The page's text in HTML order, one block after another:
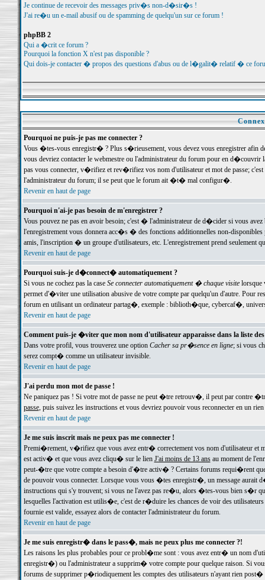
Je continue de recevoir des messages priv�s non-d�sir�s !
J'ai re�u un e-mail abusif ou de spamming de quelqu'un sur ce forum !
phpBB 2
Qui a �crit ce forum ?
Pourquoi la fonction X n'est pas disponible ?
Qui dois-je contacter � propos des questions d'abus ou de l�galit� relatif � ce
Pourquoi ne puis-je pas me connecter ?
Vous �tes-vous enregistr� ? Plus s�rieusement, vous devez vous enregistrer
vous devriez contacter le webmestre ou l'administrateur du forum pour en
pas vous connecter, v�rifiez et rev�rifiez vos nom d'utilisateur et mot de passe;
l'administrateur du forum; il se peut que le forum ait �t� mal configur�.
Revenir en haut de page
Pourquoi n'ai-je pas besoin de m'enregistrer ?
Vous pouvez ne pas en avoir besoin; c'est � l'administrateur de d�cider si vous
l'enregistrement vous donnera acc�s � des fonctions additionnelles non-
amis, l'inscription � un groupe d'utilisateurs, etc. L'enregistrement prend seulement
Revenir en haut de page
Pourquoi suis-je d�connect� automatiquement ?
Si vous ne cochez pas la case Se connecter automatiquement � chaque visitelorsque
permet d'�viter une utilisation abusive de votre compte par quelqu'un d'autre. Pour
forum en utilisant un ordinateur partag�, exemple : biblioth�que, cybercaf�,
Revenir en haut de page
Comment puis-je �viter que mon nom d'utilisateur apparaisse dans la liste
Dans votre profil, vous trouverez une option Cacher sa pr�sence en ligne; si vous
serez compt� comme un utilisateur invisible.
Revenir en haut de page
J'ai perdu mon mot de passe !
Ne paniquez pas ! Si votre mot de passe ne peut �tre retrouv�, il peut par contre
passe, puis suivez les instructions et vous devriez pouvoir vous reconnecter en un rien
Revenir en haut de page
Je me suis inscrit mais ne peux pas me connecter !
Premi�rement, v�rifiez que vous avez entr� correctement vos nom d'utilisateur
est activ� et que vous avez cliqu� sur le lien J'ai moins de 13 ansau moment de
peut-�tre que votre compte a besoin d'�tre activ� ? Certains forums requi�rent
de pouvoir vous connecter. Lorsque vous vous �tes enregistr�, un message aurait
instructions qui s'y trouvent; si vous ne l'avez pas re�u, alors �tes-vous bien s�r
lesquelles l'activation est utilis�e, c'est de r�duire les chances de voir des
fournie est valide, essayez alors de contacter l'administrateur du forum.
Revenir en haut de page
Je me suis enregistr� dans le pass�, mais ne peux plus me connecter ?!
Les raisons les plus probables pour ce probl�me sont : vous avez entr� un nom
enregistr�) ou l'administrateur a supprim� votre compte pour quelque raison. Si
forums de supprimer p�riodiquement les comptes des utilisateurs n'ayant rien